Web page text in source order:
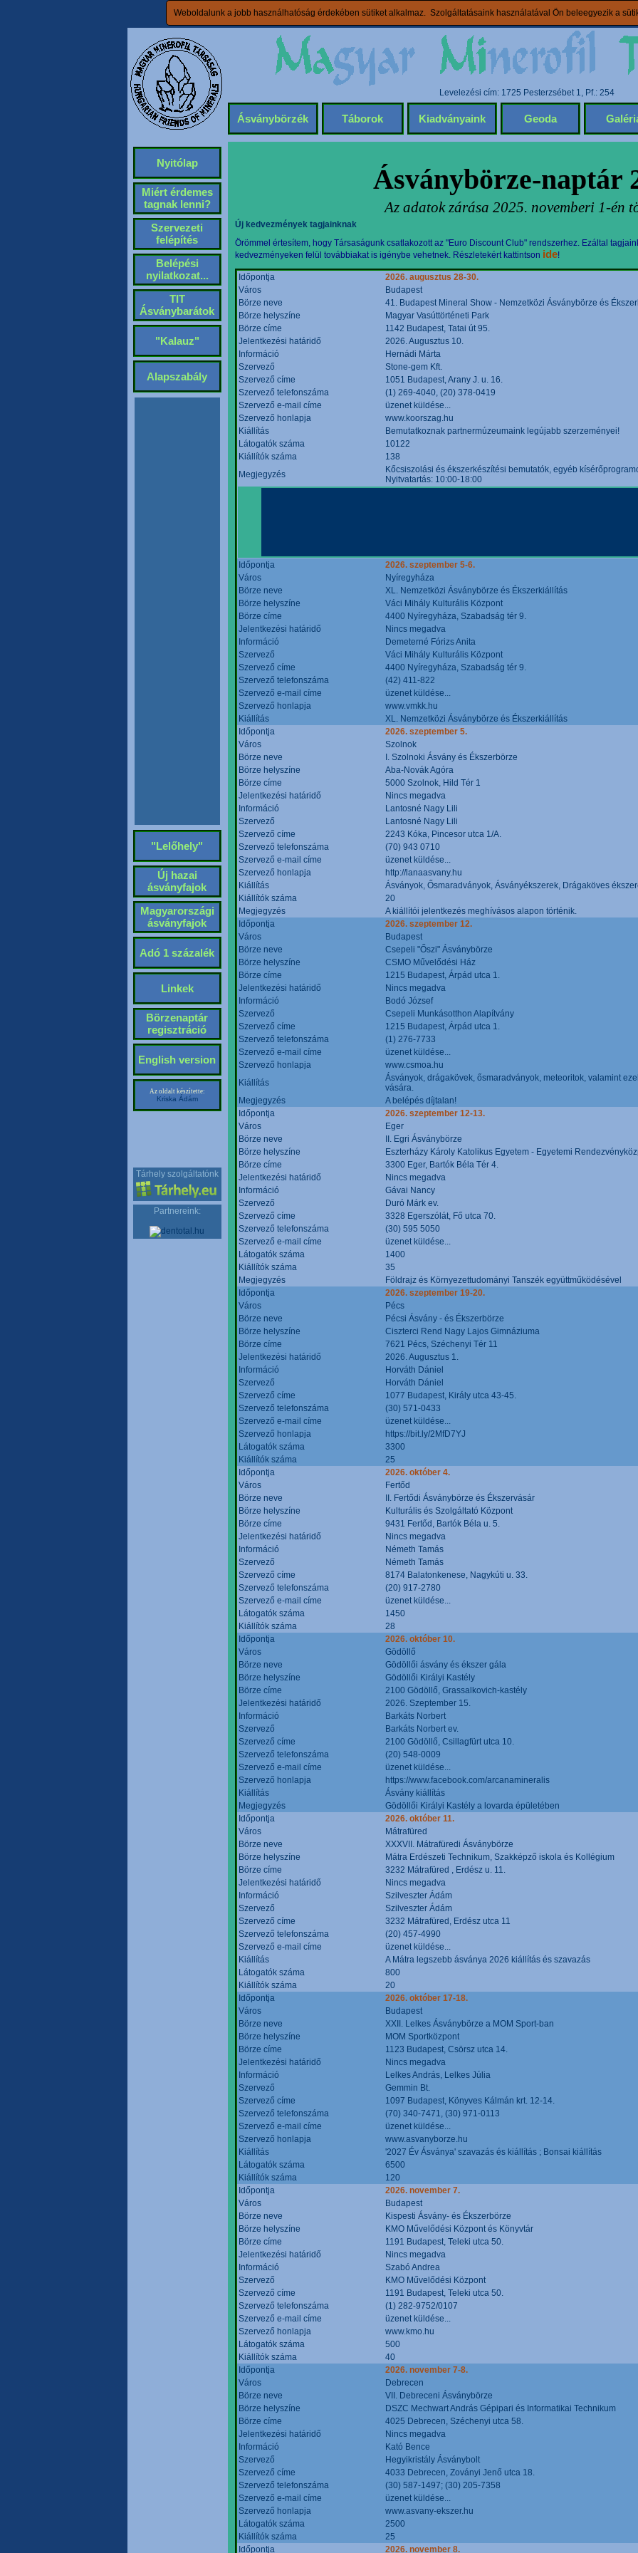
Weboldalunk a jobb használhatóság érdekében sütiket alkalmaz. Szolgáltatásaink használatával Ön beleegyezik a
Levelezési cím: 1725 Pesterzsébet 1, Pf.: 254
Ásványbörzék Táborok Kiadványaink Geoda
Nyitólap
Miért érdemes
tagnak lenni?
Szervezeti
felépítés
Belépési
nyilatkozat...
TIT
Ásványbarátok
"Kalauz"
Alapszabály
"Lelőhely"
Új hazai
ásványfajok
Magyarországi
ásványfajok
Adó 1 százalék
Linkek
Börzenaptár
regisztráció
English version
Az oldalt készítette:
Kriska Ádám
Tárhely szolgáltatónk
Partnereink:
Ásványbörze-naptár
Az adatok zárása 2025. novemberi 1-én
Új kedvezmények tagjainknak
Örömmel értesítem, hogy Társaságunk csatlakozott az "Euro Discount Club" rendszerhez. Ezáltal
kedvezményeken felül továbbiakat is igénybe vehetnek. Részletekért kattintson ide!
Időpontja
2026. augusztus 28-30.
Város
Budapest
Börze neve
41. Budapest Mineral Show - Nemzetközi Ásványbörze és
Börze helyszíne
Magyar Vasúttörténeti Park
Börze címe
1142 Budapest, Tatai út 95.
Jelentkezési határidő
2026. Augusztus 10.
Információ
Hernádi Márta
Szervező
Stone-gem Kft.
Szervező címe
1051 Budapest, Arany J. u. 16.
Szervező telefonszáma
(1) 269-4040, (20) 378-0419
Szervező e-mail címe
üzenet küldése...
Szervező honlapja
www.koorszag.hu
Kiállítás
Bemutatkoznak partnermúzeumaink legújabb szerzeményei!
Látogatók száma
10122
Kiállítók száma
138
Megjegyzés
Kőcsiszolási és ékszerkészítési bemutatók, egyéb
Nyitvatartás: 10:00-18:00
Időpontja
2026. szeptember 5-6.
Város
Nyíregyháza
Börze neve
XL. Nemzetközi Ásványbörze és Ékszerkiállítás
Börze helyszíne
Váci Mihály Kulturális Központ
Börze címe
4400 Nyíregyháza, Szabadság tér 9.
Jelentkezési határidő
Nincs megadva
Információ
Demeterné Fórizs Anita
Szervező
Váci Mihály Kulturális Központ
Szervező címe
4400 Nyíregyháza, Szabadság tér 9.
Szervező telefonszáma
(42) 411-822
Szervező e-mail címe
üzenet küldése...
Szervező honlapja
www.vmkk.hu
Kiállítás
XL. Nemzetközi Ásványbörze és Ékszerkiállítás
Időpontja
2026. szeptember 5.
Város
Szolnok
Börze neve
I. Szolnoki Ásvány és Ékszerbörze
Börze helyszíne
Aba-Novák Agóra
Börze címe
5000 Szolnok, Hild Tér 1
Jelentkezési határidő
Nincs megadva
Információ
Lantosné Nagy Lili
Szervező
Lantosné Nagy Lili
Szervező címe
2243 Kóka, Pincesor utca 1/A.
Szervező telefonszáma
(70) 943 0710
Szervező e-mail címe
üzenet küldése...
Szervező honlapja
http://lanaasvany.hu
Kiállítás
Ásványok, Ősmaradványok, Ásványékszerek, Drágaköves
Kiállítók száma
20
Megjegyzés
A kiállítói jelentkezés meghívásos alapon történik.
Időpontja
2026. szeptember 12.
Város
Budapest
Börze neve
Csepeli "Őszi" Ásványbörze
Börze helyszíne
CSMO Művelődési Ház
Börze címe
1215 Budapest, Árpád utca 1.
Jelentkezési határidő
Nincs megadva
Információ
Bodó József
Szervező
Csepeli Munkásotthon Alapítvány
Szervező címe
1215 Budapest, Árpád utca 1.
Szervező telefonszáma
(1) 276-7733
Szervező e-mail címe
üzenet küldése...
Szervező honlapja
www.csmoa.hu
Kiállítás
Ásványok, drágakövek, ősmaradványok, meteoritok, valamint
vására.
Megjegyzés
A belépés díjtalan!
Időpontja
2026. szeptember 12-13.
Város
Eger
Börze neve
II. Egri Ásványbörze
Börze helyszíne
Eszterházy Károly Katolikus Egyetem - Egyetemi
Börze címe
3300 Eger, Bartók Béla Tér 4.
Jelentkezési határidő
Nincs megadva
Információ
Gávai Nancy
Szervező
Duró Márk ev.
Szervező címe
3328 Egerszólát, Fő utca 70.
Szervező telefonszáma
(30) 595 5050
Szervező e-mail címe
üzenet küldése...
Látogatók száma
1400
Kiállítók száma
35
Megjegyzés
Földrajz és Környezettudományi Tanszék együttműködésével
Időpontja
2026. szeptember 19-20.
Város
Pécs
Börze neve
Pécsi Ásvány - és Ékszerbörze
Börze helyszíne
Ciszterci Rend Nagy Lajos Gimnáziuma
Börze címe
7621 Pécs, Széchenyi Tér 11
Jelentkezési határidő
2026. Augusztus 1.
Információ
Horváth Dániel
Szervező
Horváth Dániel
Szervező címe
1077 Budapest, Király utca 43-45.
Szervező telefonszáma
(30) 571-0433
Szervező e-mail címe
üzenet küldése...
Szervező honlapja
https://bit.ly/2MfD7YJ
Látogatók száma
3300
Kiállítók száma
25
Időpontja
2026. október 4.
Város
Fertőd
Börze neve
II. Fertődi Ásványbörze és Ékszervásár
Börze helyszíne
Kulturális és Szolgáltató Központ
Börze címe
9431 Fertőd, Bartók Béla u. 5.
Jelentkezési határidő
Nincs megadva
Információ
Németh Tamás
Szervező
Németh Tamás
Szervező címe
8174 Balatonkenese, Nagykúti u. 33.
Szervező telefonszáma
(20) 917-2780
Szervező e-mail címe
üzenet küldése...
Látogatók száma
1450
Kiállítók száma
28
Időpontja
2026. október 10.
Város
Gödöllő
Börze neve
Gödöllői ásvány és ékszer gála
Börze helyszíne
Gödöllői Királyi Kastély
Börze címe
2100 Gödöllő, Grassalkovich-kastély
Jelentkezési határidő
2026. Szeptember 15.
Információ
Barkáts Norbert
Szervező
Barkáts Norbert ev.
Szervező címe
2100 Gödöllő, Csillagfürt utca 10.
Szervező telefonszáma
(20) 548-0009
Szervező e-mail címe
üzenet küldése...
Szervező honlapja
https://www.facebook.com/arcanamineralis
Kiállítás
Ásvány kiállítás
Megjegyzés
Gödöllői Királyi Kastély a lovarda épületében
Időpontja
2026. október 11.
Város
Mátrafüred
Börze neve
XXXVII. Mátrafüredi Ásványbörze
Börze helyszíne
Mátra Erdészeti Technikum, Szakképző iskola és Kollégium
Börze címe
3232 Mátrafüred , Erdész u. 11.
Jelentkezési határidő
Nincs megadva
Információ
Szilveszter Ádám
Szervező
Szilveszter Ádám
Szervező címe
3232 Mátrafüred, Erdész utca 11
Szervező telefonszáma
(20) 457-4990
Szervező e-mail címe
üzenet küldése...
Kiállítás
A Mátra legszebb ásványa 2026 kiállítás és szavazás
Látogatók száma
800
Kiállítók száma
20
Időpontja
2026. október 17-18.
Város
Budapest
Börze neve
XXII. Lelkes Ásványbörze a MOM Sport-ban
Börze helyszíne
MOM Sportközpont
Börze címe
1123 Budapest, Csörsz utca 14.
Jelentkezési határidő
Nincs megadva
Információ
Lelkes András, Lelkes Júlia
Szervező
Gemmin Bt.
Szervező címe
1097 Budapest, Könyves Kálmán krt. 12-14.
Szervező telefonszáma
(70) 340-7471, (30) 971-0113
Szervező e-mail címe
üzenet küldése...
Szervező honlapja
www.asvanyborze.hu
Kiállítás
'2027 Év Ásványa' szavazás és kiállítás ; Bonsai kiállítás
Látogatók száma
6500
Kiállítók száma
120
Időpontja
2026. november 7.
Város
Budapest
Börze neve
Kispesti Ásvány- és Ékszerbörze
Börze helyszíne
KMO Művelődési Központ és Könyvtár
Börze címe
1191 Budapest, Teleki utca 50.
Jelentkezési határidő
Nincs megadva
Információ
Szabó Andrea
Szervező
KMO Művelődési Központ
Szervező címe
1191 Budapest, Teleki utca 50.
Szervező telefonszáma
(1) 282-9752/0107
Szervező e-mail címe
üzenet küldése...
Szervező honlapja
www.kmo.hu
Látogatók száma
500
Kiállítók száma
40
Időpontja
2026. november 7-8.
Város
Debrecen
Börze neve
VII. Debreceni Ásványbörze
Börze helyszíne
DSZC Mechwart András Gépipari és Informatikai Technikum
Börze címe
4025 Debrecen, Széchenyi utca 58.
Jelentkezési határidő
Nincs megadva
Információ
Kató Bence
Szervező
Hegyikristály Ásványbolt
Szervező címe
4033 Debrecen, Zoványi Jenő utca 18.
Szervező telefonszáma
(30) 587-1497; (30) 205-7358
Szervező e-mail címe
üzenet küldése...
Szervező honlapja
www.asvany-ekszer.hu
Látogatók száma
2500
Kiállítók száma
25
Időpontja
2026. november 8.